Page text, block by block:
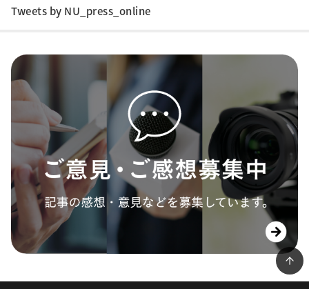
Tweets by NU_press_online